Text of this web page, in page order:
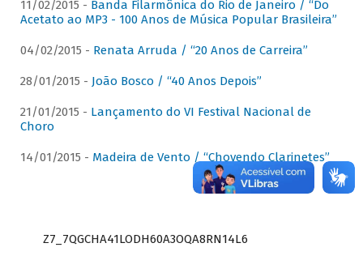
11/02/2015 - Banda Filarmônica do Rio de Janeiro / “Do
Acetato ao MP3 - 100 Anos de Música Popular Brasileira”
04/02/2015 - Renata Arruda / “20 Anos de Carreira”
28/01/2015 - João Bosco / “40 Anos Depois”
21/01/2015 - Lançamento do VI Festival Nacional de
Choro
14/01/2015 - Madeira de Vento / “Chovendo Clarinetes”
Z7_7QGCHA41LODH60A3OQA8RN14L6